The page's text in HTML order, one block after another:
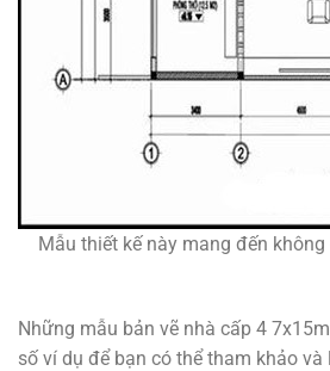
Mẫu thiết kế này mang đến
Những mẫu bản vẽ nhà cấp 4
số ví dụ để bạn có thể tham khảo và